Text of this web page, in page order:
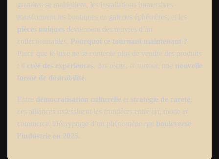
gratuites se multiplient, les installations immersives
transforment les boutiques en galeries éphémères, et les
pièces uniques deviennent des œuvres d’art
collectionnables. Pourquoi ce tournant maintenant ?
Parce que le luxe ne se contente plus de vendre des produits
: il créé des expériences , des récits, et surtout, une nouvelle
forme de désirabilité
Entre démocratisation culturelle et stratégie de rareté
ces alliances redessinent les frontières entre art, mode et
commerce. Décryptage d’un phénomène qui bouleverse
l’industrie en 2025